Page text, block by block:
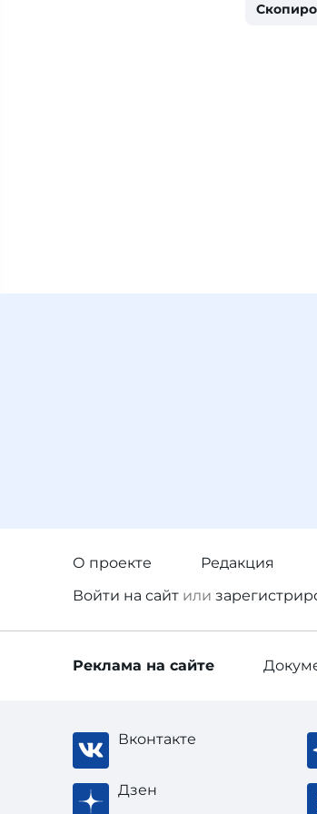
О проекте
Редакция
Войти на сайт или
Реклама на сайте
Вконтакте
Дзен